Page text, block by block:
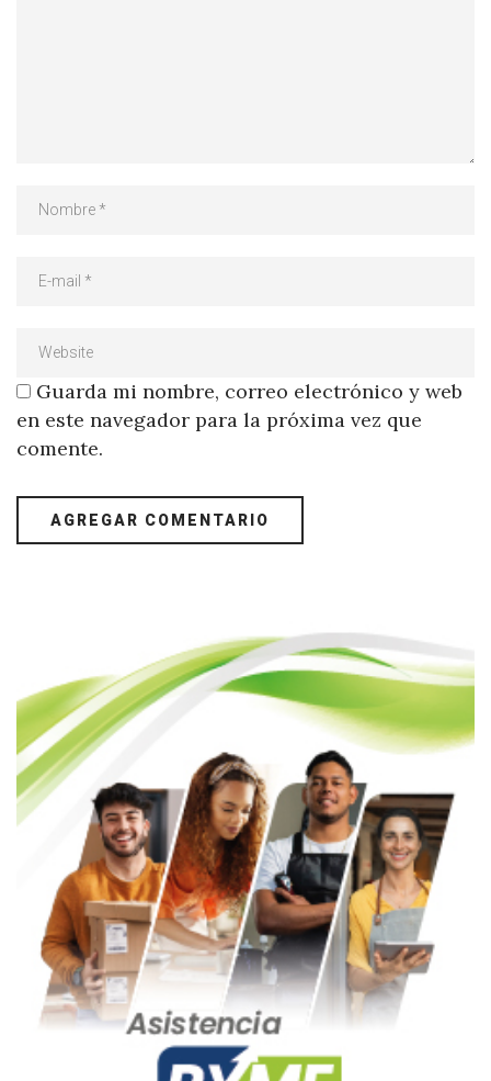
Guarda mi nombre, correo electrónico y web
en este navegador para la próxima vez que
comente.